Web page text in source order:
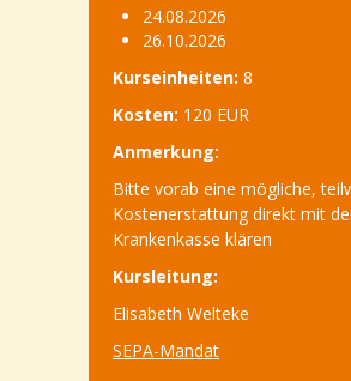
24.08.2026
26.10.2026
Kurseinheiten: 8
Kosten: 120 EUR
Anmerkung:
Bitte vorab eine mögliche,
Kostenerstattung direkt mit
Krankenkasse klären
Kursleitung:
Elisabeth Welteke
SEPA-Mandat